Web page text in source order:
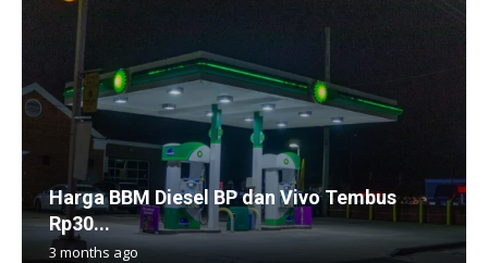
Harga BBM Diesel BP dan Vivo Tembus
Rp30...
3 months ago